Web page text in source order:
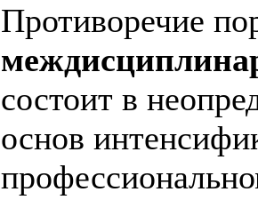
Противоречие
состоит в
основ